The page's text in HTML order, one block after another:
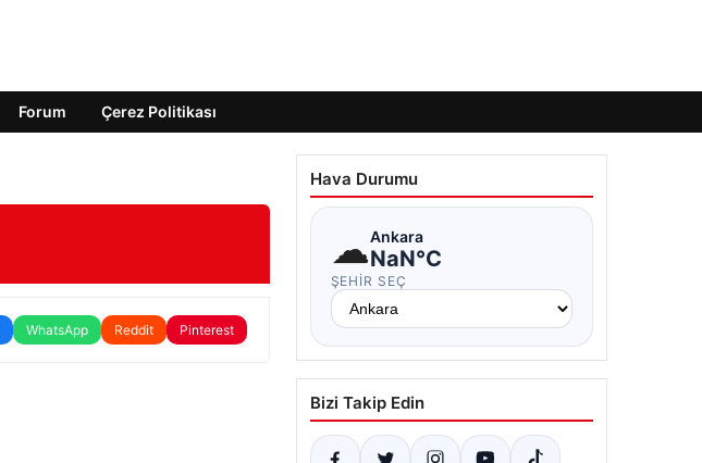
Forum Çerez Politikası
WhatsApp Reddit Pinterest
Hava Durumu
☁Ankara
NaN°C
ŞEHIR SEÇ
Bizi Takip Edin